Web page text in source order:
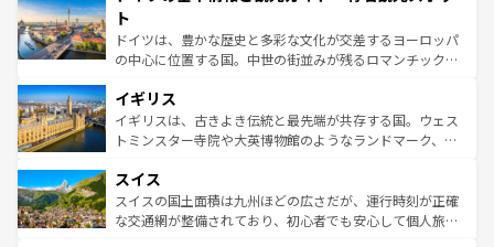
ンテンツ一覧 を参照してほしい。
聖堂、美しいビーチ、そして豊かな自然が、訪れる者を心
から魅了する。また、フランスは美食の国としても知ら
れ、フランス料理はユネスコ無形文化遺産にも登録されて
香り高いラベンダー畑など、多彩な楽しみ方が可能だ。さ
らに、パリ以外の地域にも魅力が溢れており、どの街角に
も豊かな歴史と文化が息づいている。パリ以外の個性あふ
を参照してほしい。
ト
ドイツは、豊かな歴史と多彩な文化が交差するヨーロッパ
の中心に位置する国。中世の街並みが残るロマンチック街
顔を持つこの国は、どこを歩いても飽きることがない。ベ
ルリンの文化的活気、バイエルン州のアルプスの絶景、そ
してライン川沿いのワイン畑といった風景は必見。ビール
は、お酒好きな人にはぜひ体験してほしい。 なお、新着の
ドイツ情報はコンテンツ一覧を参照してほしい。
イギリス
イギリスは、古きよき伝統と最先端が共存する国。ウェス
トミンスター寺院や大英博物館のようなランドマーク、歴
リアごとに異なる魅力がある。また、優雅なアフタヌーン
ティー、ビール好きにはたまらない英国パブ、サッカー観
戦など、本場だからこそできる体験も豊富。イギリスを旅
スイス
スイスの国土面積は九州ほどの広さだが、運行時刻が正確
な交通網が整備されており、初心者でも安心して個人旅行